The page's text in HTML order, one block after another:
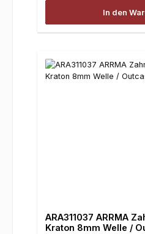
In den
ARA311037 ARRMA
Kraton 8mm Welle /